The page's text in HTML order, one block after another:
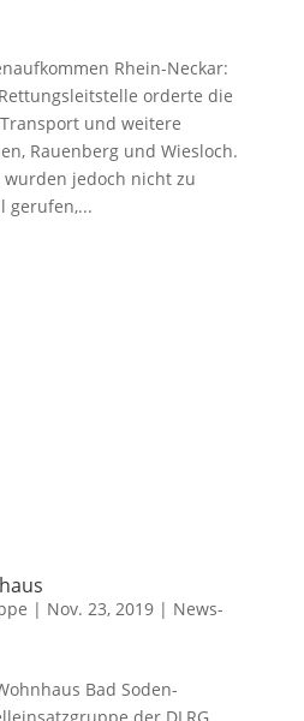
Rhein-Neckar:
orderte die
und weitere
Rauenberg und Wiesloch.
jedoch nicht zu
gerufen,...
| Nov. 23, 2019| News-
Bad Soden-